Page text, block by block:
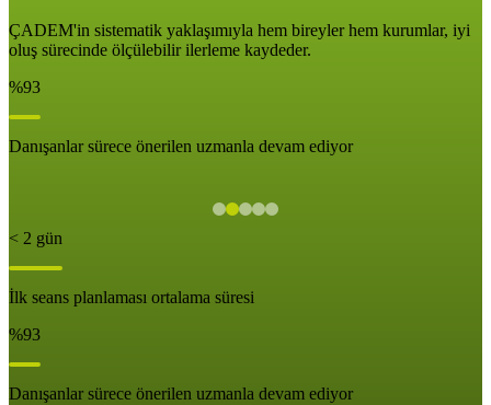
ÇADEM'in sistematik yaklaşımıyla hem bireyler hem kurumlar, iyi
oluş sürecinde ölçülebilir ilerleme kaydeder.
%93
Danışanlar sürece önerilen uzmanla devam ediyor
< 2 gün
İlk seans planlaması ortalama süresi
%93
Danışanlar sürece önerilen uzmanla devam ediyor